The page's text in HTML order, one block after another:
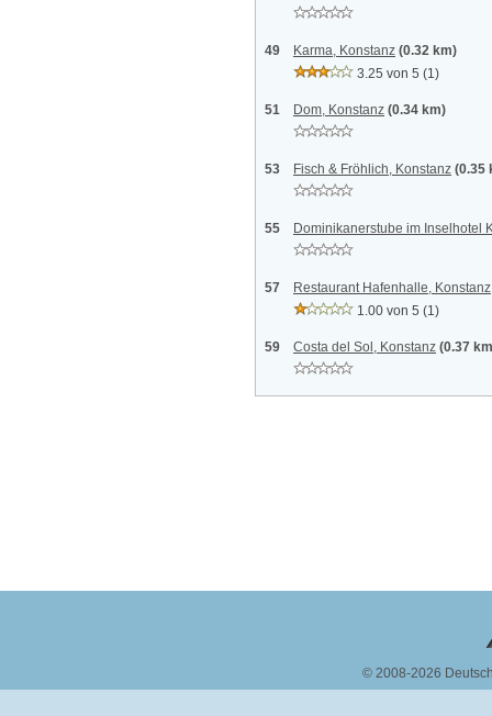
49 Karma, Konstanz (0.32 km)
3.25 von 5 (1)
51 Dom, Konstanz (0.34 km)
53 Fisch & Fröhlich, Konstanz (0.35
55 Dominikanerstube im Inselhotel
57
Restaurant Hafenhalle, Konstanz
1.00 von 5 (1)
59 Costa del Sol, Konstanz (0.37
© 2008-2026